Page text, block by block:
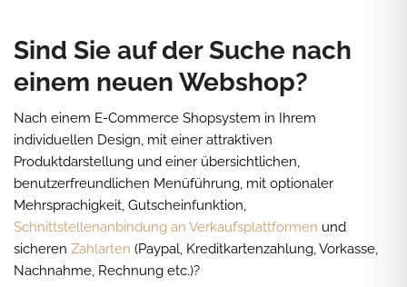
Sind Sie auf der Suche nach
einem neuen Webshop?
Nach einem E-Commerce Shopsystem in Ihrem
individuellen Design, mit einer attraktiven
Produktdarstellung und einer übersichtlichen,
benutzerfreundlichen Menüführung, mit optionaler
Mehrsprachigkeit, Gutscheinfunktion,
Schnittstellenanbindung an Verkaufsplattformen und
sicheren Zahlarten (Paypal, Kreditkartenzahlung, Vorkasse,
Nachnahme, Rechnung etc.)?